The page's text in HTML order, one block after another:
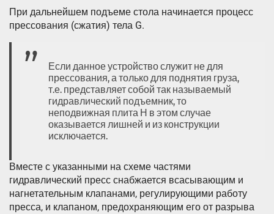
При дальнейшем подъеме стола начинается процесс
прессования (сжатия) тела G.
Если данное устройство служит не для
прессования, а только для поднятия груза,
т.е. представляет собой так называемый
гидравлический подъемник, то
неподвижная плита Н в этом случае
оказывается лишней и из конструкции
исключается.
Вместе с указанными на схеме частями
гидравлический пресс снабжается всасывающим и
нагнетательным клапанами, регулирующими работу
пресса, и клапаном, предохраняющим его от разрыва